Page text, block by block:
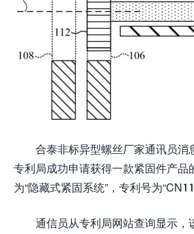
合泰非标异型螺丝厂家通讯员消
专利局成功申请获得一款紧固件产品
为“隐藏式紧固系统”，专利号为
通信员从专利局网站查询显示，